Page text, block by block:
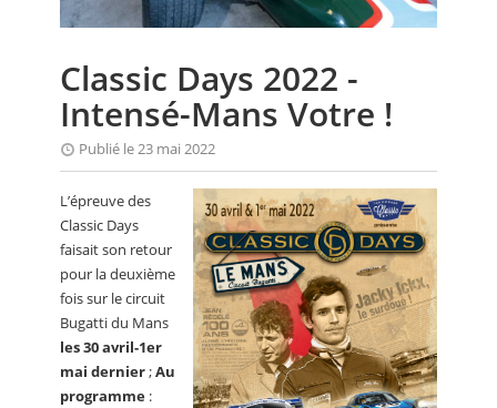
ANNUAIRES
PETITES ANNONCES
Classic Days 2022 -
Intensé-Mans Votre !
Publié le 23 mai 2022
L’épreuve des
Classic Days
faisait son retour
pour la deuxième
fois sur le circuit
Bugatti du Mans
les 30 avril-1er
mai dernier;Au
programme :